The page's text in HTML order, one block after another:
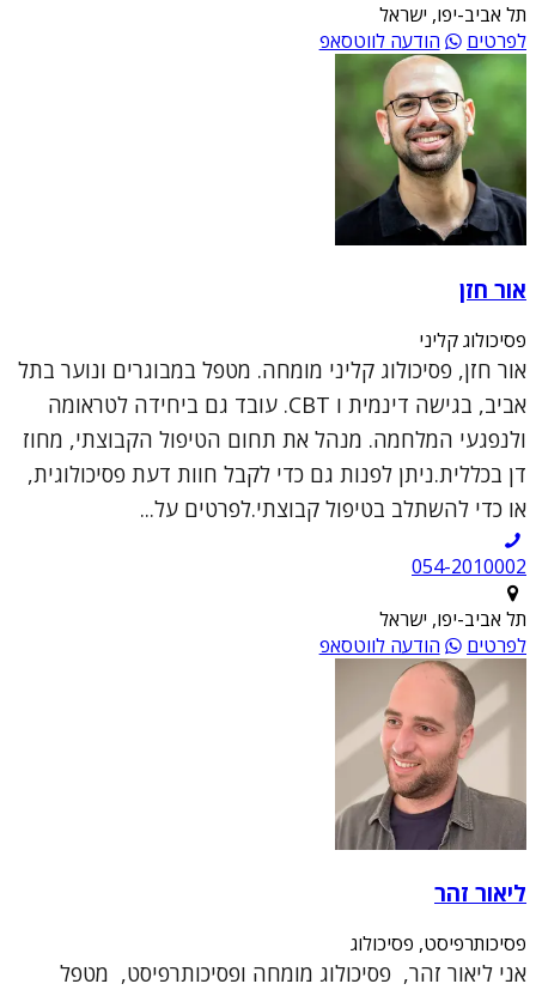
תל אביב-יפו, ישראל
לפרטים
הודעה לווטסאפ
אור חזן
פסיכולוג קליני
אור חזן, פסיכולוג קליני מומחה. מטפל במבוגרים ונוער בתל
אביב, בגישה דינמית ו CBT. עובד גם ביחידה לטראומה
ולנפגעי המלחמה. מנהל את תחום הטיפול הקבוצתי, מחוז
דן בכללית.ניתן לפנות גם כדי לקבל חוות דעת פסיכולוגית,
או כדי להשתלב בטיפול קבוצתי.לפרטים על...
054-2010002
תל אביב-יפו, ישראל
לפרטים
הודעה לווטסאפ
ליאור זהר
פסיכותרפיסט, פסיכולוג
אני ליאור זהר, פסיכולוג מומחה ופסיכותרפיסט, מטפל